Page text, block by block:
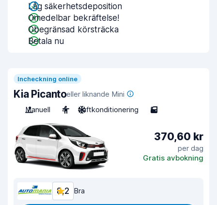
Låg säkerhetsdeposition
Omedelbar bekräftelse!
Obegränsad körsträcka
Betala nu
Incheckning online
Kia Picantoeller liknande Mini
Manuell
4 Luftkonditionering 5
370,60 kr
per dag
Gratis avbokning
8,2 Bra